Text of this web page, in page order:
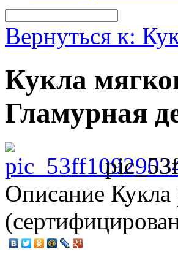
Вернуться к:
Кукла
Гламурная
Описание Кукла